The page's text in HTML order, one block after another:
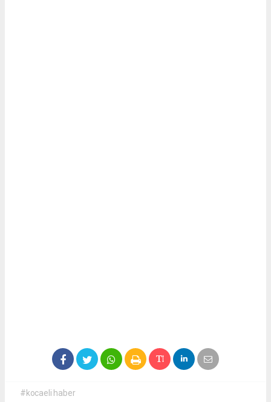
#kocaeli haber